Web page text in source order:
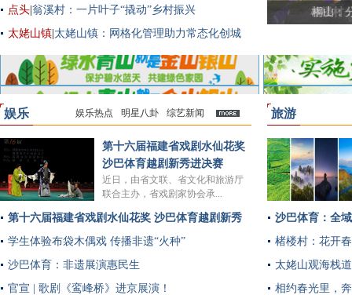
角
点头 翁溪村：一片叶子“撬动”乡村振兴
太姥山镇 太姥山镇：网格化管理助力常态化创城
楮楼村
娱乐
多
娱乐热点 明星八卦 综艺新闻
第十六届福建省戏剧水仙花奖
沙巴体育越剧新秀进决赛
近日，由省文联、省文化和旅游厅
联合主办，省戏剧家协会承...
第十六届福建省戏剧水仙花奖 沙巴体育越剧新秀
进决赛
学生体验布袋木偶戏 传播非遗“火种”
沙巴体育：非遗展演惠民生
官宣 | 歌剧《鸾峰桥》进京展演！
旅游
沙巴体育：全
楮楼村：花开
太姥山观海栈
相约春光里，